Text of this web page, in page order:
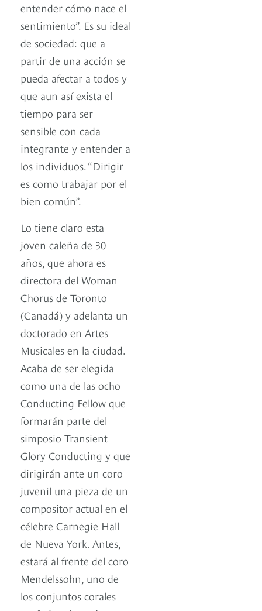
entender cómo nace el
sentimiento”. Es su ideal
de sociedad: que a
partir de una acción se
pueda afectar a todos y
que aun así exista el
tiempo para ser
sensible con cada
integrante y entender a
los individuos. “Dirigir
es como trabajar por el
bien común”.
Lo tiene claro esta
joven caleña de 30
años, que ahora es
directora del Woman
Chorus de Toronto
(Canadá) y adelanta un
doctorado en Artes
Musicales en la ciudad.
Acaba de ser elegida
como una de las ocho
Conducting Fellow que
formarán parte del
simposio Transient
Glory Conducting y que
dirigirán ante un coro
juvenil una pieza de un
compositor actual en el
célebre Carnegie Hall
de Nueva York. Antes,
estará al frente del coro
Mendelssohn, uno de
los conjuntos corales